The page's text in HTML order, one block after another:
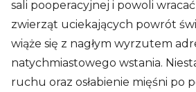
sali pooperacyjnej i powoli wracać
zwierząt uciekających powrót
wiąże się z nagłym wyrzutem
natychmiastowego wstania.
ruchu oraz osłabienie mięśni po